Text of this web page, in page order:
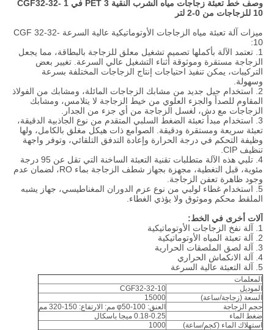
وصف خط تعبئة زجاجات مياه الشرب النقية PET 3 في 1 CGF32-32-
10 للزجاجات من 0-2 لتر
ميزات آلة تعبئة مياه الزجاجات الأوتوماتيكية عالية السرعة CGF 32-32-
10:
1. تعتمد الآلة بأكملها تصميم تشغيل معلق للزجاجة بالبطاقة، مما يجعل
الزجاجة مستقرة وموثوقة أثناء التشغيل عالي السرعة. تغيير بعض
التركيبات، يمكن تنفيذ احتياجات إنتاج الزجاجات المختلفة بسرعة
وسهولة.
2. استخدام جيل جديد من مشابك الزجاجات المائلة، ومشابك من الفولاذ
المقاوم للصدأ والجزء العلوي من خيط الزجاجة لا يتلامس، ومشابك
الزجاجات مع دش، لغسل الزجاجة من أي جزء من الجدار.
3. استخدام مبدأ تعبئة الضغط السلبي المتقدم من نوع الجاذبية الدقيقة،
تعبئة سريعة ومستقرة ودقيقة. الصوامع ذات هيكل مغلق بالكامل، ولها
وظيفة التحكم في درجة الحرارة وإعادة التدفق التلقائي، وتوفر واجهة
تنظيف CIP.
4. تلبي هذه الآلة متطلبات تقنية التعبئة الساخنة التي تقل عن 95 درجة
مئوية، قبل التغطية، مجهزة بجهاز شطف الزجاجة بماء RO، لضمان عدم
وجود ظاهرة تعفن الزجاجة.
5. استخدام غطاء لولبي من نوع عزم الدوران المغناطيسي، جهاز يشبه
الملقط محكم وموثوق ولا يؤذي الغطاء.
آلات أخرى في الخط:
1. آلة نفخ الزجاجات الأوتوماتيكية
2. آلة تعبئة المياه الأوتوماتيكية
3. آلة لصق الملصقات الحرارية
4. آلة الانكماش الحراري
5. آلة التعبئة عالية السرعة
المعلمات
الموديل
CGF32-32-10
السعة (زجاجة/ساعة)
15000
حجم الزجاجة
العنق: φ50-100 مم: الارتفاع: 150-320 مم
ضغط الماء
0.18-0.25 ميجا باسكال
استهلاك الماء (كجم/ساعة)
1000